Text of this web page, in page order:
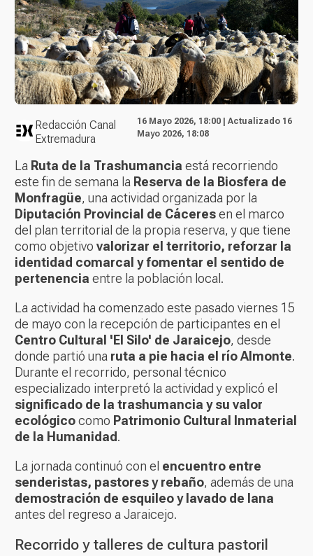
Redacción Canal
Extremadura
16 Mayo 2026, 18:00 | Actualizado 16
Mayo 2026, 18:08
La Ruta de la Trashumancia está recorriendo
este fin de semana la Reserva de la Biosfera de
Monfragüe, una actividad organizada por la
Diputación Provincial de Cáceresen el marco
del plan territorial de la propia reserva, y que tiene
como objetivo valorizar el territorio, reforzar la
identidad comarcal y fomentar el sentido de
pertenencia entre la población local.
La actividad ha comenzado este pasado viernes 15
de mayo con la recepción de participantes en el
Centro Cultural 'El Silo' de Jaraicejo, desde
donde partió una ruta a pie hacia el río Almonte.
Durante el recorrido, personal técnico
especializado interpretó la actividad y explicó el
significado de la trashumancia y su valor
ecológicocomo Patrimonio Cultural Inmaterial
de la Humanidad.
La jornada continuó con el encuentro entre
senderistas, pastores y rebaño, además de una
demostración de esquileo y lavado de lana
antes del regreso a Jaraicejo.
Recorrido y talleres de cultura pastoril